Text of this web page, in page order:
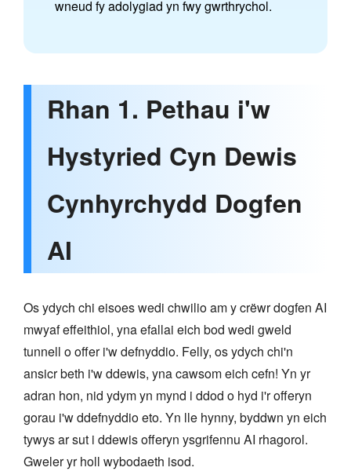
wneud fy adolygiad yn fwy gwrthrychol.
Rhan 1. Pethau i'w
Hystyried Cyn Dewis
Cynhyrchydd Dogfen
AI
Os ydych chi eisoes wedi chwilio am y crëwr dogfen AI
mwyaf effeithiol, yna efallai eich bod wedi gweld
tunnell o offer i'w defnyddio. Felly, os ydych chi'n
ansicr beth i'w ddewis, yna cawsom eich cefn! Yn yr
adran hon, nid ydym yn mynd i ddod o hyd i'r offeryn
gorau i'w ddefnyddio eto. Yn lle hynny, byddwn yn eich
tywys ar sut i ddewis offeryn ysgrifennu AI rhagorol.
Gweler yr holl wybodaeth isod.